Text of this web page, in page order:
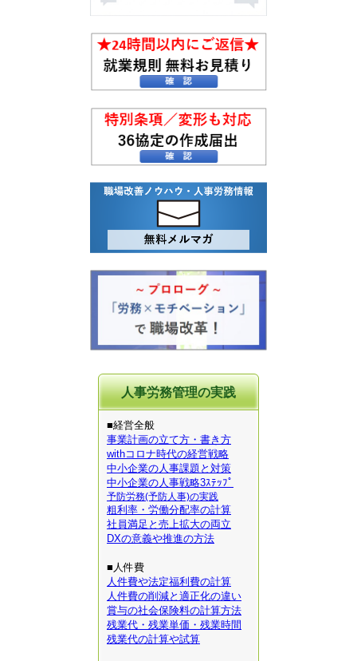
人事労務管理の実践
■経営全般
事業計画の立て方・書き方
withコロナ時代の経営戦略
中小企業の人事課題と対策
中小企業の人事戦略3ｽﾃｯﾌﾟ
予防労務(予防人事)の実践
粗利率・労働分配率の計算
社員満足と売上拡大の両立
DXの意義や推進の方法
■人件費
人件費や法定福利費の計算
人件費の削減と適正化の違い
賞与の社会保険料の計算方法
残業代・残業単価・残業時間
残業代の計算や試算